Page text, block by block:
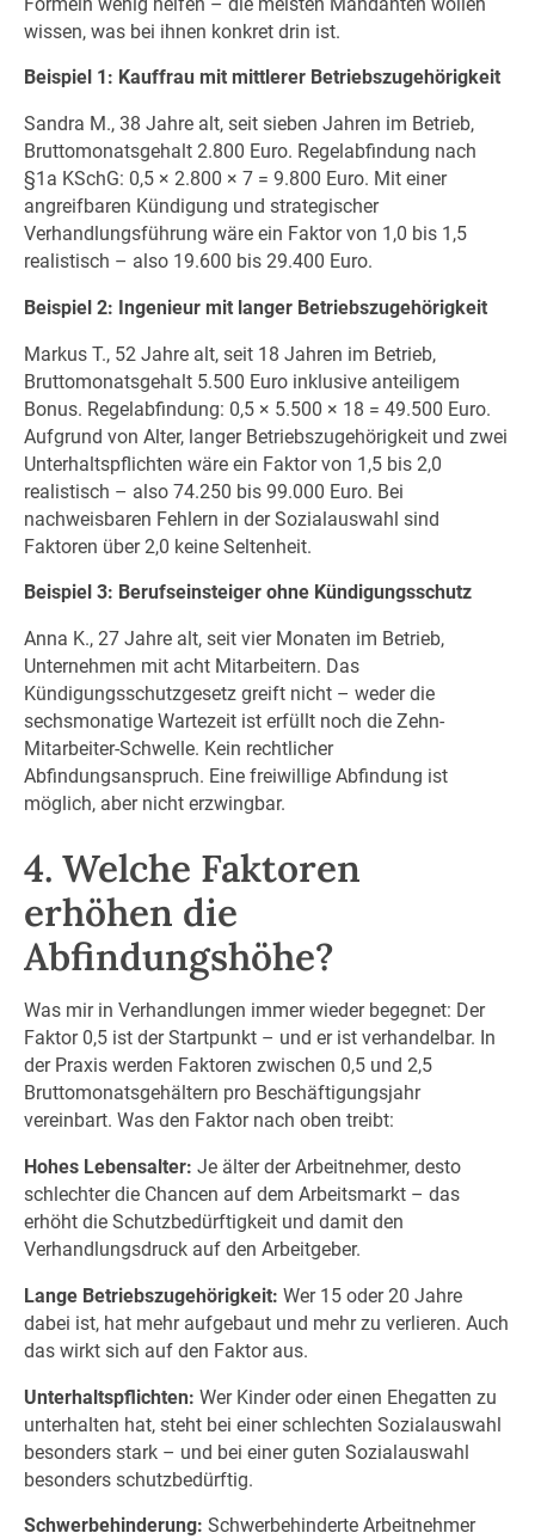
wissen, was bei ihnen konkret drin ist.
Beispiel 1: Kauffrau mit mittlerer Betriebszugehörigkeit
Sandra M., 38 Jahre alt, seit sieben Jahren im Betrieb,
Bruttomonatsgehalt 2.800 Euro. Regelabfindung nach
§1a KSchG: 0,5 × 2.800 × 7 = 9.800 Euro. Mit einer
angreifbaren Kündigung und strategischer
Verhandlungsführung wäre ein Faktor von 1,0 bis 1,5
realistisch – also 19.600 bis 29.400 Euro.
Beispiel 2: Ingenieur mit langer Betriebszugehörigkeit
Markus T., 52 Jahre alt, seit 18 Jahren im Betrieb,
Bruttomonatsgehalt 5.500 Euro inklusive anteiligem
Bonus. Regelabfindung: 0,5 × 5.500 × 18 = 49.500 Euro.
Aufgrund von Alter, langer Betriebszugehörigkeit und zwei
Unterhaltspflichten wäre ein Faktor von 1,5 bis 2,0
realistisch – also 74.250 bis 99.000 Euro. Bei
nachweisbaren Fehlern in der Sozialauswahl sind
Faktoren über 2,0 keine Seltenheit.
Beispiel 3: Berufseinsteiger ohne Kündigungsschutz
Anna K., 27 Jahre alt, seit vier Monaten im Betrieb,
Unternehmen mit acht Mitarbeitern. Das
Kündigungsschutzgesetz greift nicht – weder die
sechsmonatige Wartezeit ist erfüllt noch die Zehn-
Mitarbeiter-Schwelle. Kein rechtlicher
Abfindungsanspruch. Eine freiwillige Abfindung ist
möglich, aber nicht erzwingbar.
4. Welche Faktoren
erhöhen die
Abfindungshöhe?
Was mir in Verhandlungen immer wieder begegnet: Der
Faktor 0,5 ist der Startpunkt – und er ist verhandelbar. In
der Praxis werden Faktoren zwischen 0,5 und 2,5
Bruttomonatsgehältern pro Beschäftigungsjahr
vereinbart. Was den Faktor nach oben treibt:
Hohes Lebensalter: Je älter der Arbeitnehmer, desto
schlechter die Chancen auf dem Arbeitsmarkt – das
erhöht die Schutzbedürftigkeit und damit den
Verhandlungsdruck auf den Arbeitgeber.
Lange Betriebszugehörigkeit: Wer 15 oder 20 Jahre
dabei ist, hat mehr aufgebaut und mehr zu verlieren. Auch
das wirkt sich auf den Faktor aus.
Unterhaltspflichten: Wer Kinder oder einen Ehegatten zu
unterhalten hat, steht bei einer schlechten Sozialauswahl
besonders stark – und bei einer guten Sozialauswahl
besonders schutzbedürftig.
Schwerbehinderung: Schwerbehinderte Arbeitnehmer